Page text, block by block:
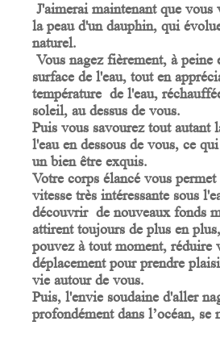
J'aimerai maintenant que vous
la peau d'un dauphin, qui
naturel.
Vous nagez fièrement, à peine
surface de l'eau, tout en
température de l'eau,
soleil, au dessus de vous.
Puis vous savourez tout autant
l'eau en dessous de vous, ce
un bien être exquis.
Votre corps élancé vous permet
vitesse très intéressante sous
découvrir de nouveaux fonds
attirent toujours de plus en
pouvez à tout moment, réduire
déplacement pour prendre
vie autour de vous.
Puis, l'envie soudaine d'aller
profondément dans l’océan, se